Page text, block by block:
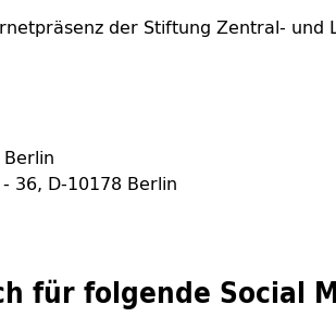
der Stiftung Zentral- und
36, D-10178 Berlin
für folgende Social